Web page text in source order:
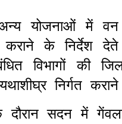
योजनाओं में वन
कराने के
विभागों की
निर्गत
सदन में गेंवला